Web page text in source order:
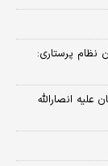
نظام پرستاری:
انصارالله